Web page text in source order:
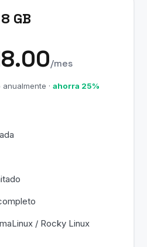
8 GB
/mes
· ahorra 25%
/ Rocky Linux